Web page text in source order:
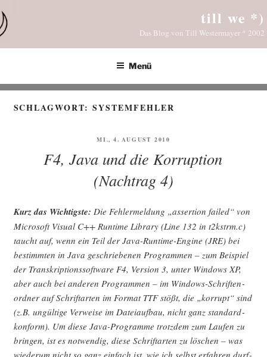
Inhalt
springen
till we *)
Das Blog von Till Westermayer * 2002
Menü
SCHLAGWORT:SYSTEMFEHLER
VERÖFFENTLICHT
MI., 4. AUGUST 2010
F4, Java und die Korruption
(Nachtrag 4)
Kurz das Wich­tigs­te: Die Feh­ler­mel­dung „asser­ti­on fai­led“ von
Micro­soft Visu­al C++ Run­time Libra­ry (Line 132 in t2kstrm.c)
taucht auf, wenn ein Teil der Java-Run­time-Engi­ne (JRE) bei
bestimm­ten in Java geschrie­be­nen Pro­gram­men – zum Bei­spiel
der Tran­skrip­ti­ons­soft­ware F4, Ver­si­on 3, unter Win­dows XP,
aber auch bei ande­ren Pro­gram­men – im Win­dows-Schrif­ten­
ord­ner auf Schrift­ar­ten im For­mat TTF stößt, die „kor­rupt“ sind
(z.B. ungül­ti­ge Ver­wei­se im Datei­auf­bau, nicht ganz stan­dard­
kon­form). Um die­se Java-Pro­gram­me trotz­dem zum Lau­fen zu
brin­gen, ist es not­wen­dig, die­se Schrift­ar­ten zu löschen – was
wie­der­um nicht so ganz ein­fach ist, wie ich selbst erfah­ren durf­